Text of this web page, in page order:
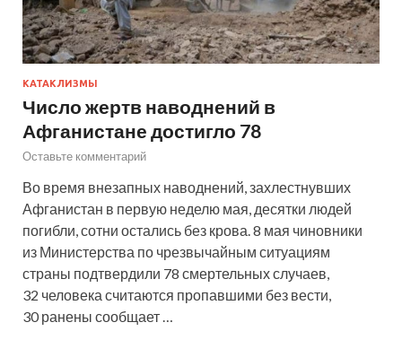
КАТАКЛИЗМЫ
Число жертв наводнений в
Афганистане достигло 78
Оставьте комментарий
Во время внезапных наводнений, захлестнувших
Афганистан в первую неделю мая, десятки людей
погибли, сотни остались без крова. 8 мая чиновники
из Министерства по чрезвычайным ситуациям
страны подтвердили 78 смертельных случаев,
32 человека считаются пропавшими без вести,
30 ранены сообщает …